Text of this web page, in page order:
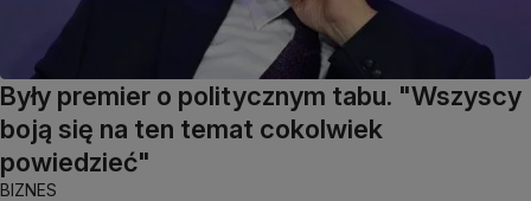
Były premier o politycznym tabu. "Wszyscy
boją się na ten temat cokolwiek
powiedzieć"
BIZNES